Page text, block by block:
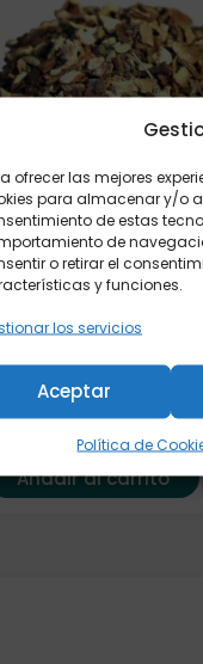
ofrecer las mejores
para almacenar y/o
de estas
de
o retirar el
y funciones.
los servicios
Aceptar
Política de
Ayurveda
Femenina"
€
Peso/formato
Añadir al carrito